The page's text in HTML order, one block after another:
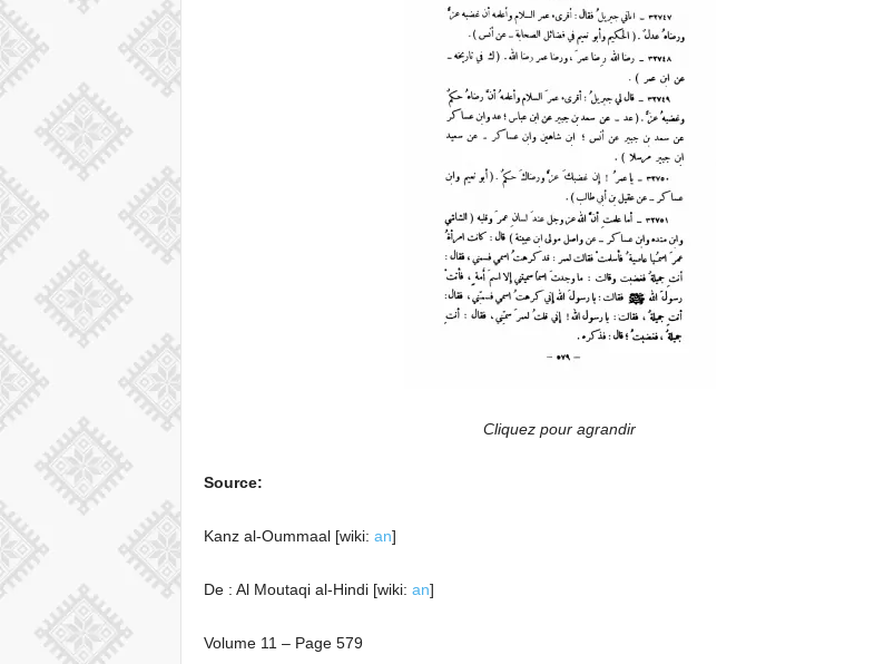
Cliquez pour agrandir
Source:
Kanz al-Oummaal [wiki: an]
De : Al Moutaqi al-Hindi [wiki: an]
Volume 11 – Page 579